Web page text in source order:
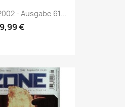
- Ausgabe 61...
9,99 €